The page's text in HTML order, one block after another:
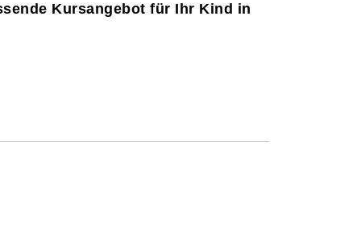
Kursangebot für Ihr Kind in